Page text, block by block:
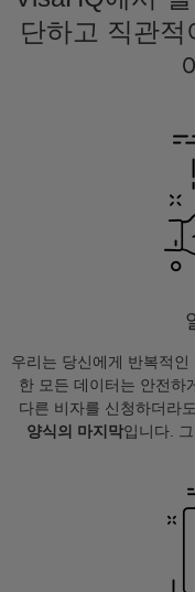
단하고 직관
우리는 당신에게 반복적
한 모든 데이터는 안전하
다른 비자를 신청하더라
양식의 마지막입니다.